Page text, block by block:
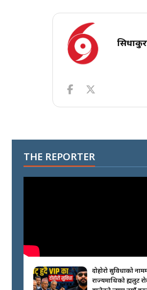
THE REPORTER
दोहोरो सुविधाको
राज्यमाथिको ब्रह्मलुट